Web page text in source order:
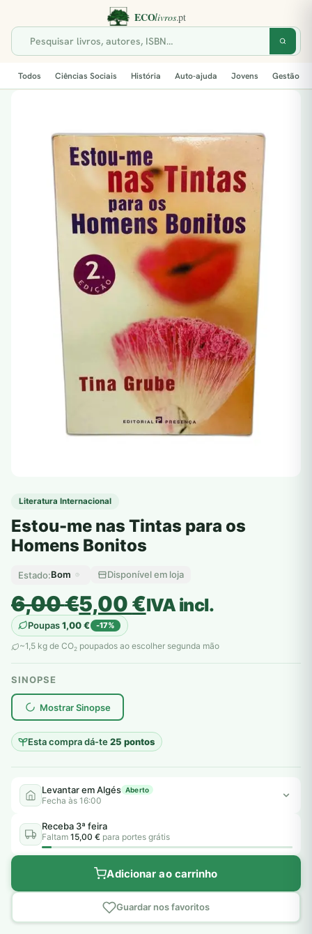
Todos Ciências Sociais História Auto-ajuda Jovens Gestão
Literatura Internacional
Estou-me nas Tintas para os
Homens Bonitos
Estado:Bom Disponível em loja
6,00€
O
preço
original
era:
6,00 €.
5,00€
O
preço
atual
é:
5,00 €.
IVA incl.
Poupas1,00€ -17%
~1,5 kg de CO2 poupados ao escolher segunda mão
SINOPSE
Mostrar Sinopse
Esta compra dá-te25 pontos
plantar árvores reais
Levantar em Algés Aberto
Fecha às 16:00
Receba 3ª feira
Faltam 15,00 € para portes grátis
Adicionar ao carrinho
Guardar nos favoritos